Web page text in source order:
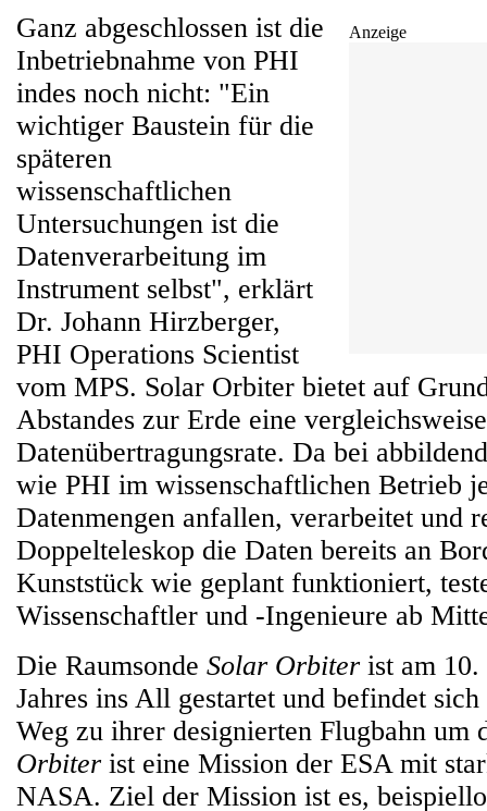
Anzeige
Ganz abgeschlossen ist die
Inbetriebnahme von PHI
indes noch nicht: "Ein
wichtiger Baustein für die
späteren
wissenschaftlichen
Untersuchungen ist die
Datenverarbeitung im
Instrument selbst", erklärt
Dr. Johann Hirzberger,
PHI Operations Scientist
vom MPS. Solar Orbiter bietet auf
Abstandes zur Erde eine
Datenübertragungsrate. Da bei
wie PHI im wissenschaftlichen Betrieb
Datenmengen anfallen, verarbeitet und
Doppelteleskop die Daten bereits an
Kunststück wie geplant funktioniert,
Wissenschaftler und -Ingenieure ab
Die Raumsonde Solar Orbiter ist am 10.
Jahres ins All gestartet und befindet
Weg zu ihrer designierten Flugbahn um
Orbiter ist eine Mission der ESA mit
NASA. Ziel der Mission ist es,